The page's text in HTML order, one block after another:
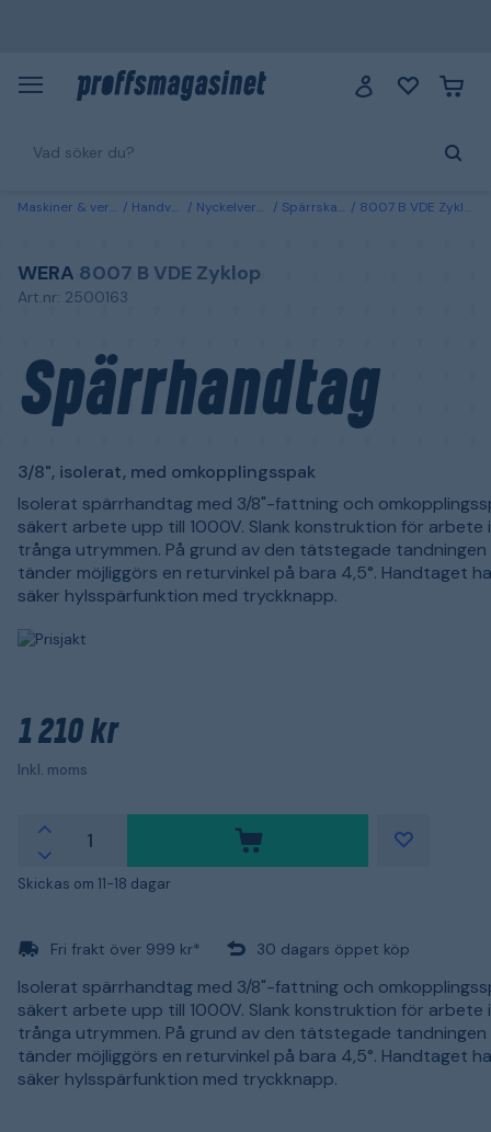
Maskiner & verktyg Handverktyg Nyckelverktyg & hylsor Spärrskaft & momentnycklar 8007 B VDE Zyklop Wera Spärrhandtag 3/8", isolerat, med omkopplingsspak
WERA 8007 B VDE Zyklop
Art.nr: 2500163
Spärrhandtag
3/8", isolerat, med omkopplingsspak
Isolerat spärrhandtag med 3/8"-fattning och
säkert arbete upp till 1000V. Slank konstruktion för arbete
trånga utrymmen. På grund av den tätstegade
tänder möjliggörs en returvinkel på bara 4,5°. Handtaget
säker hylsspärfunktion med tryckknapp.
1 210 kr
Inkl. moms
Skickas om 11-18 dagar
Fri frakt över 999 kr* 30 dagars öppet köp
Isolerat spärrhandtag med 3/8"-fattning och
säkert arbete upp till 1000V. Slank konstruktion för arbete
trånga utrymmen. På grund av den tätstegade
tänder möjliggörs en returvinkel på bara 4,5°. Handtaget
säker hylsspärfunktion med tryckknapp.